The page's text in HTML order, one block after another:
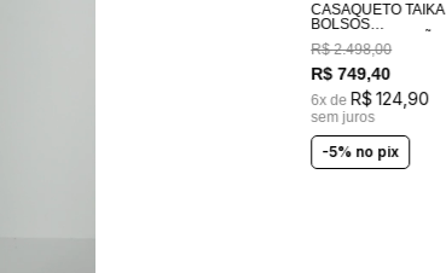
CASAQUETO TAIKA
BOLSOS
BORDADOS A MÃO
R$ 2.498,00
R$ 749,40
6x de R$ 124,90
sem juros
-5% no pix